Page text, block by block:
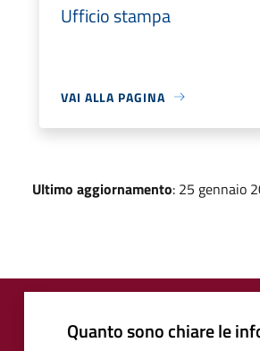
Ufficio stampa
VAI ALLA PAGINA
Ultimo aggiornamento: 25 gennaio
Quanto sono chiare le